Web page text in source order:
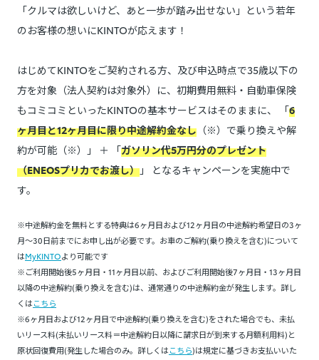
「クルマは欲しいけど、あと一歩が踏み出せない」という若年
のお客様の想いにKINTOが応えます！
はじめてKINTOをご契約される方、及び申込時点で35歳以下の
方を対象（法人契約は対象外）に、初期費用無料・自動車保険
もコミコミといったKINTOの基本サービスはそのままに、 「6
ヶ月目と12ヶ月目に限り中途解約金なし （※）で乗り換えや解
約が可能（※）」 ＋ 「ガソリン代5万円分のプレゼント
（ENEOSプリカでお渡し） 」 となるキャンペーンを実施中で
す。
※中途解約金を無料とする特典は6ヶ月目および12ヶ月目の中途解約希望日の3ヶ
月～30日前までにお申し出が必要です。お車のご解約(乗り換えを含む)について
はMyKINTOより可能です
※ご利用開始後5ヶ月目・11ヶ月目以前、およびご利用開始後7ヶ月目・13ヶ月目
以降の中途解約(乗り換えを含む)は、通常通りの中途解約金が発生します。詳し
くはこちら
※6ヶ月目および12ヶ月目で中途解約(乗り換えを含む)をされた場合でも、未払
いリース料(未払いリース料＝中途解約日以降に請求日が到来する月額利用料)と
原状回復費用(発生した場合のみ。詳しくはこちら)は規定に基づきお支払いいた